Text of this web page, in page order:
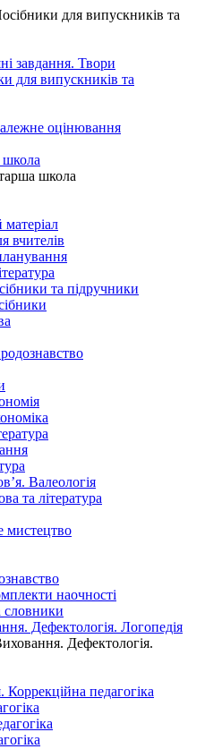
для випускників та
завдання. Твори
для випускників та
оцінювання
школа
вчителів
та підручники
Валеологія
та література
мистецтво
наочності
словники
Дефектологія. Логопедія
Дефектологія.
Коррекційна педагогіка